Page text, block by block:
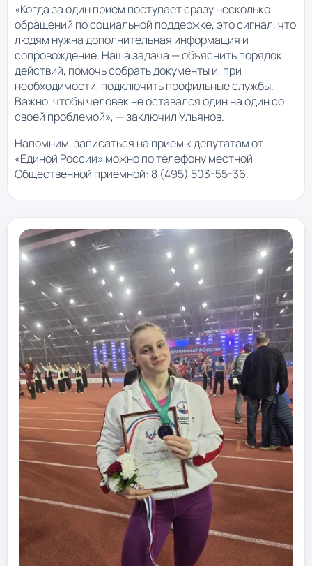
«Когда за один прием поступает сразу несколько
обращений по социальной поддержке, это сигнал, что
людям нужна дополнительная информация и
сопровождение. Наша задача — объяснить порядок
действий, помочь собрать документы и, при
необходимости, подключить профильные службы.
Важно, чтобы человек не оставался один на один со
своей проблемой», — заключил Ульянов.
Напомним, записаться на прием к депутатам от
«Единой России» можно по телефону местной
Общественной приемной: 8 (495) 503-55-36.